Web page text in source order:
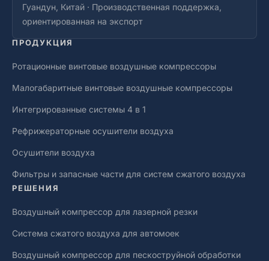
Гуандун, Китай · Производственная поддержка,
ориентированная на экспорт
ПРОДУКЦИЯ
Ротационные винтовые воздушные компрессоры
Малогабаритные винтовые воздушные компрессоры
Интегрированные системы 4 в 1
Рефрижераторные осушители воздуха
Осушители воздуха
Фильтры и запасные части для систем сжатого воздуха
РЕШЕНИЯ
Воздушный компрессор для лазерной резки
Система сжатого воздуха для автомоек
Воздушный компрессор для пескоструйной обработки